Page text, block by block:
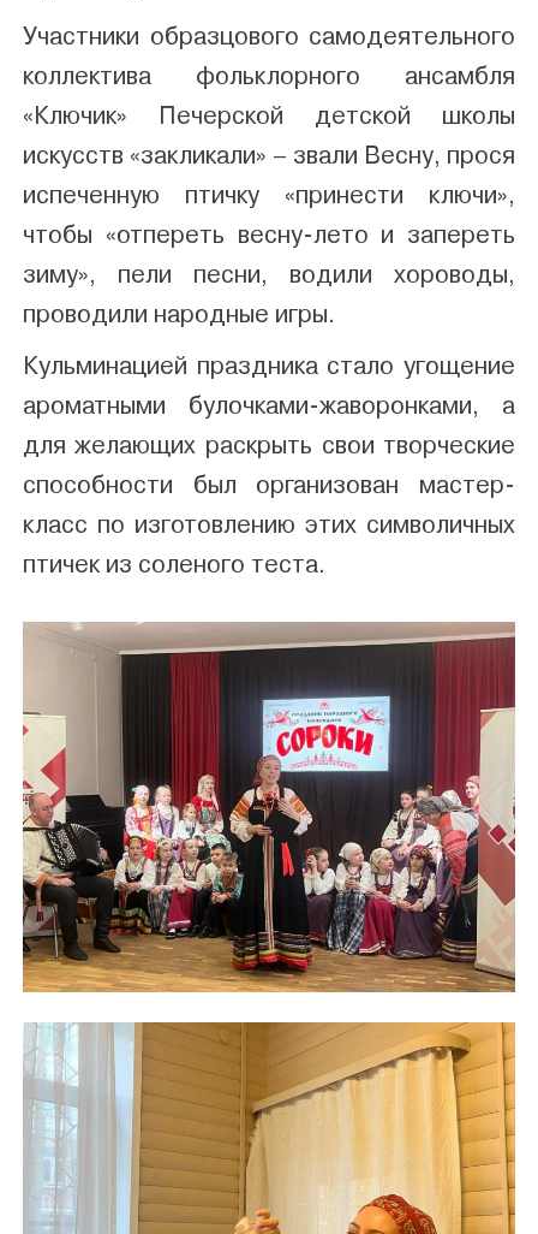
Участники образцового самодеятельного
коллектива фольклорного ансамбля
«Ключик» Печерской детской школы
искусств «закликали» – звали Весну, прося
испеченную птичку «принести ключи»,
чтобы «отпереть весну-лето и запереть
зиму», пели песни, водили хороводы,
проводили народные игры.
Кульминацией праздника стало угощение
ароматными булочками-жаворонками, а
для желающих раскрыть свои творческие
способности был организован мастер-
класс по изготовлению этих символичных
птичек из соленого теста.